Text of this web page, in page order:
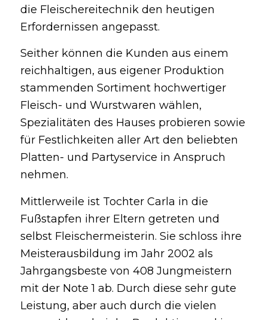
die Fleischereitechnik den heutigen
Erfordernissen angepasst.
Seither können die Kunden aus einem
reichhaltigen, aus eigener Produktion
stammenden Sortiment hochwertiger
Fleisch- und Wurstwaren wählen,
Spezialitäten des Hauses probieren sowie
für Festlichkeiten aller Art den beliebten
Platten- und Partyservice in Anspruch
nehmen.
Mittlerweile ist Tochter Carla in die
Fußstapfen ihrer Eltern getreten und
selbst Fleischermeisterin. Sie schloss ihre
Meisterausbildung im Jahr 2002 als
Jahrgangsbeste von 408 Jungmeistern
mit der Note 1 ab. Durch diese sehr gute
Leistung, aber auch durch die vielen